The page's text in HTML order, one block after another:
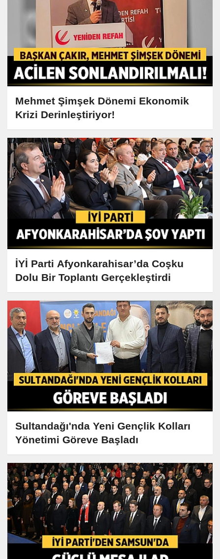
Mehmet Şimşek Dönemi Ekonomik
Krizi Derinleştiriyor!
İYİ Parti Afyonkarahisar’da Coşku
Dolu Bir Toplantı Gerçekleştirdi
Sultandağı'nda Yeni Gençlik Kolları
Yönetimi Göreve Başladı